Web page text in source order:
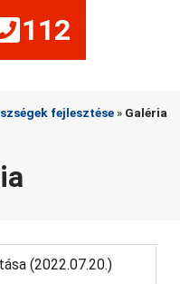
112
fejlesztése » Galéria
(2022.07.20.)